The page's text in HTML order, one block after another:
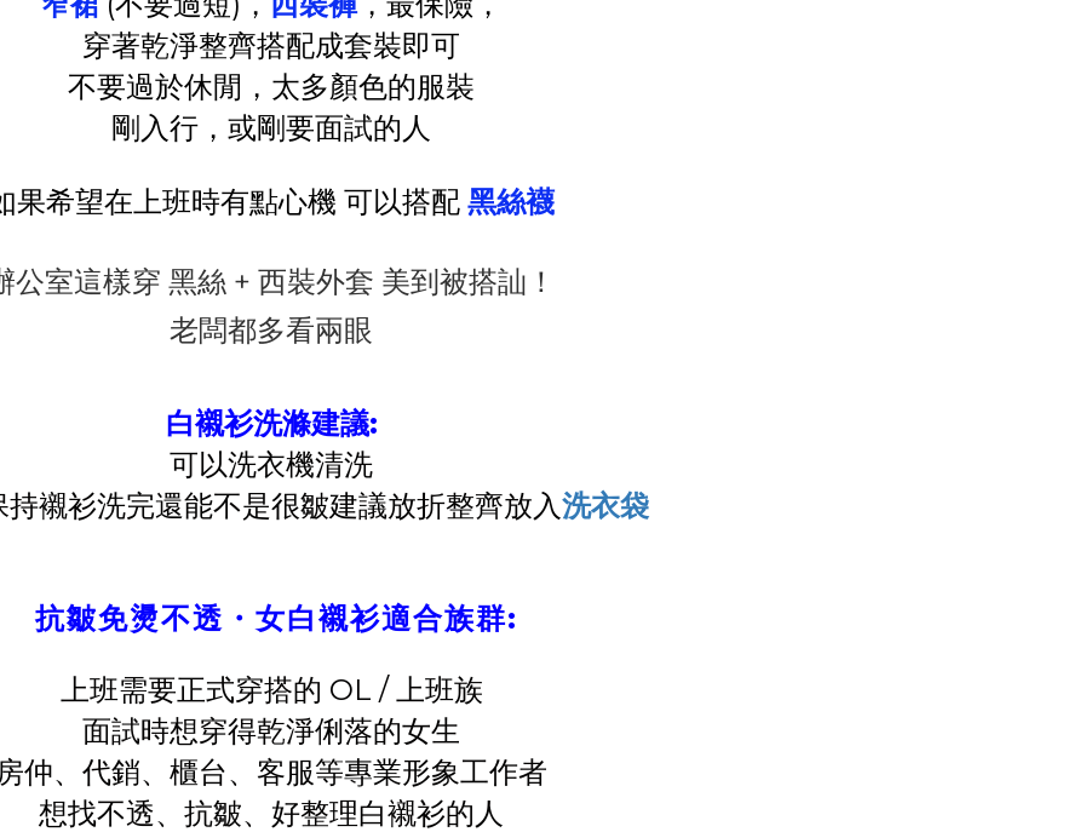
穿著乾淨整齊搭配成套裝即可
不要過於休閒，太多顏色的服裝
剛入行，或剛要面試的人
果希望在上班時有點心機 可以搭配 黑絲襪
公室這樣穿 黑絲 + 西裝外套 美到被搭訕！
老闆都多看兩眼
白襯衫洗滌建議:
可以洗衣機清洗
持襯衫洗完還能不是很皺建議放折整齊放入洗衣袋
抗皺免燙不透・女白襯衫適合族群:
上班需要正式穿搭的 OL / 上班族
面試時想穿得乾淨俐落的女生
仲、代銷、櫃台、客服等專業形象工作者
想找不透、抗皺、好整理白襯衫的人